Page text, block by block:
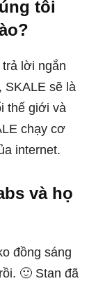
tôi
lời ngắn
SKALE sẽ là
thế giới và
chạy cơ
internet.
và họ
đồng sáng
🙂 Stan đã